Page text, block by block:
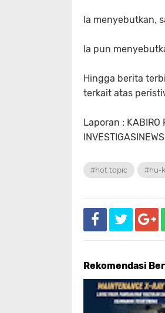
Ia menyebutkan,
Ia pun
Hingga berita
terkait atas
Laporan : KABIRO
#hot topic #hu-
Rekomendasi